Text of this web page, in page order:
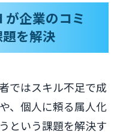
企業のコミ
を解決
ではスキル不足で成
、個人に頼る属人化
という課題を解決す